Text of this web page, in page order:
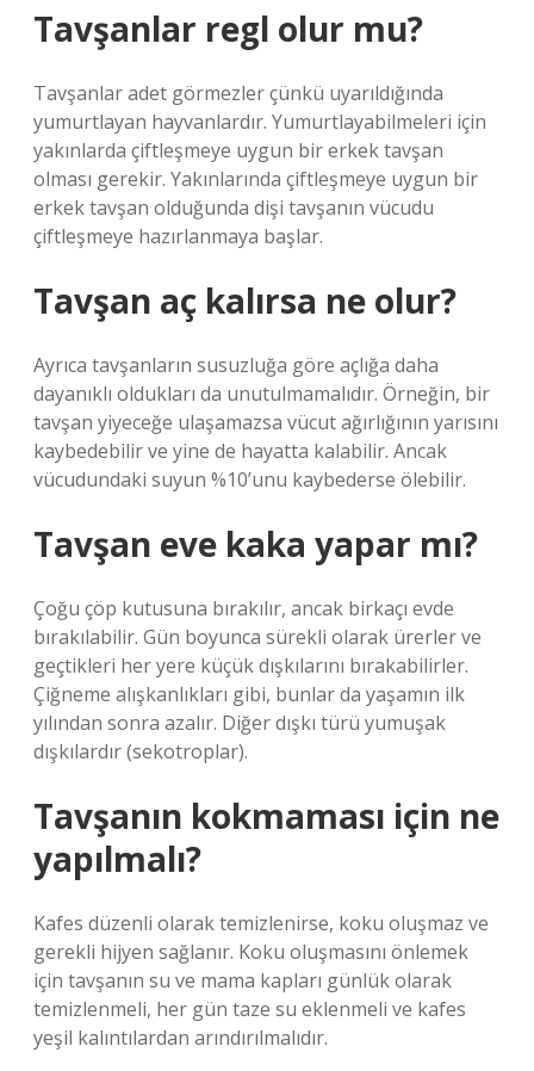
Tavşanlar regl olur mu?
Tavşanlar adet görmezler çünkü uyarıldığında
yumurtlayan hayvanlardır. Yumurtlayabilmeleri için
yakınlarda çiftleşmeye uygun bir erkek tavşan
olması gerekir. Yakınlarında çiftleşmeye uygun bir
erkek tavşan olduğunda dişi tavşanın vücudu
çiftleşmeye hazırlanmaya başlar.
Tavşan aç kalırsa ne olur?
Ayrıca tavşanların susuzluğa göre açlığa daha
dayanıklı oldukları da unutulmamalıdır. Örneğin, bir
tavşan yiyeceğe ulaşamazsa vücut ağırlığının yarısını
kaybedebilir ve yine de hayatta kalabilir. Ancak
vücudundaki suyun %10’unu kaybederse ölebilir.
Tavşan eve kaka yapar mı?
Çoğu çöp kutusuna bırakılır, ancak birkaçı evde
bırakılabilir. Gün boyunca sürekli olarak ürerler ve
geçtikleri her yere küçük dışkılarını bırakabilirler.
Çiğneme alışkanlıkları gibi, bunlar da yaşamın ilk
yılından sonra azalır. Diğer dışkı türü yumuşak
dışkılardır (sekotroplar).
Tavşanın kokmaması için ne
yapılmalı?
Kafes düzenli olarak temizlenirse, koku oluşmaz ve
gerekli hijyen sağlanır. Koku oluşmasını önlemek
için tavşanın su ve mama kapları günlük olarak
temizlenmeli, her gün taze su eklenmeli ve kafes
yeşil kalıntılardan arındırılmalıdır.